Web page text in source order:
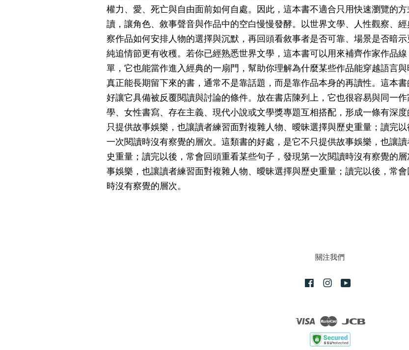
權力、愛、死亡與自由面前如何自處。因此，這本書不適合只用快速瀏覽的
讀，讓角色、敘事聲音與作品中的空白慢慢發酵。以世界文學、人性觀察、
察作品如何安排人物的選擇與沉默，再回頭看敘事者是否可靠、場景是否暗
純追情節更有收穫。若你已經熟悉世界文學，這本書可以用來補齊作家作品
單，它也能當作進入經典的一扇門，幫助你理解為什麼某些作品能穿越語言
真正能長期留下來的書，通常不是靠話題，而是靠作品本身的再讀性。這本
好讓它具備被反覆閱讀與討論的條件。放在書店陳列上，它也很容易與同一
學、女性書寫、存在主義、現代小說或文學獎專題互相搭配，形成一條有深
只提供故事娛樂，也讓讀者練習面對複雜人物、曖昧選擇與歷史重量；讀完
一次閱讀時沒有察覺的層次。這類書的好處，是它不只提供故事娛樂，也讓
史重量；讀完以後，常會回頭重看某些句子，發現第一次閱讀時沒有察覺的
事娛樂，也讓讀者練習面對複雜人物、曖昧選擇與歷史重量；讀完以後，常
時沒有察覺的層次。
關注我們
FacebookInstagram
Visa Master